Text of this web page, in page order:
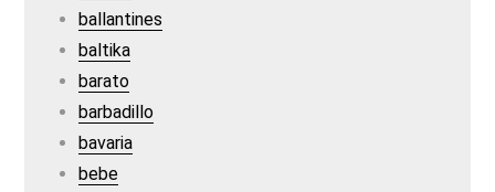
ballantines
baltika
barato
barbadillo
bavaria
bebe